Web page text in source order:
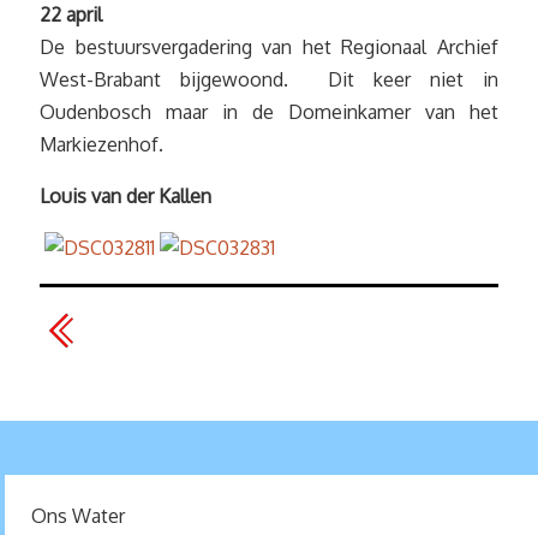
22 april
De bestuursvergadering van het Regionaal Archief
West-Brabant bijgewoond. Dit keer niet in
Oudenbosch maar in de Domeinkamer van het
Markiezenhof.
Louis van der Kallen
Ons Water